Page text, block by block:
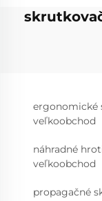
ergonomické
veľkoobchod
náhradné
veľkoobchod
propagačné